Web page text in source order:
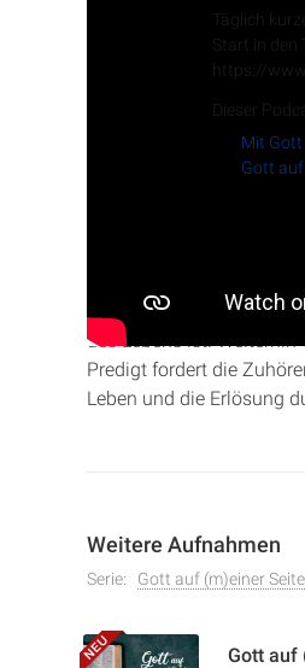
Täglich
Start in den
https://
Dieser
Mit Gott
Gott auf
Kapitel 6. Er thematisiert
des Lebens ist.
Predigt fordert die
Leben und die Erlösung
Weitere Aufnahmen
Serie: Gott auf (m)einer Seite
Gott auf